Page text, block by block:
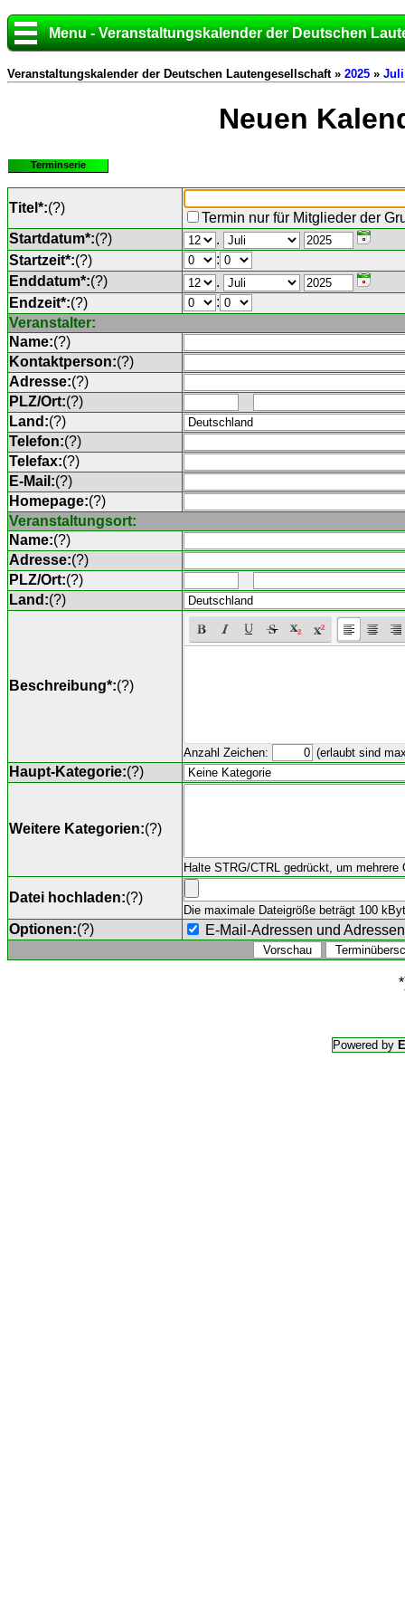
Menu - Veranstaltungskalender der Deutschen
Veranstaltungskalender der Deutschen Lautengesellschaft » 2025 » Juli
Neuen
Terminserie
Titel*:(?)
Termin nur für Mitglieder der
Startdatum*:(?)
.
Startzeit*:(?)
:
Enddatum*:(?)
.
Endzeit*:(?)
:
Veranstalter:
Name:(?)
Kontaktperson:(?)
Adresse:(?)
PLZ/Ort:(?)
Land:(?)
Telefon:(?)
Telefax:(?)
E-Mail:(?)
Homepage:(?)
Veranstaltungsort:
Name:(?)
Adresse:(?)
PLZ/Ort:(?)
Land:(?)
Beschreibung*:(?)
Anzahl Zeichen: (erlaubt sind
Haupt-Kategorie:(?)
Weitere Kategorien:(?)
Halte STRG/CTRL gedrückt, um mehrere
Datei hochladen:(?)
Die maximale Dateigröße beträgt 100
Optionen:(?) E-Mail-Adressen und
Powered by